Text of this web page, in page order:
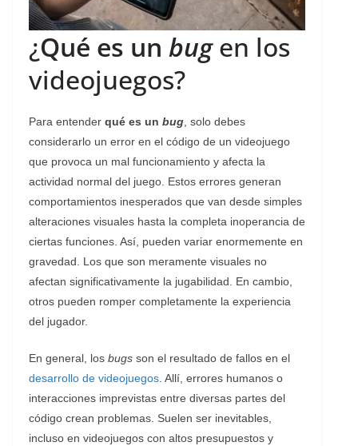
¿Qué es un bugen los
videojuegos?
Para entender qué es un bug , solo debes
considerarlo un error en el código de un videojuego
que provoca un mal funcionamiento y afecta la
actividad normal del juego. Estos errores generan
comportamientos inesperados que van desde simples
alteraciones visuales hasta la completa inoperancia de
ciertas funciones. Así, pueden variar enormemente en
gravedad. Los que son meramente visuales no
afectan significativamente la jugabilidad. En cambio,
otros pueden romper completamente la experiencia
del jugador.
En general, los bugs son el resultado de fallos en el
desarrollo de videojuegos . Allí, errores humanos o
interacciones imprevistas entre diversas partes del
código crean problemas. Suelen ser inevitables,
incluso en videojuegos con altos presupuestos y